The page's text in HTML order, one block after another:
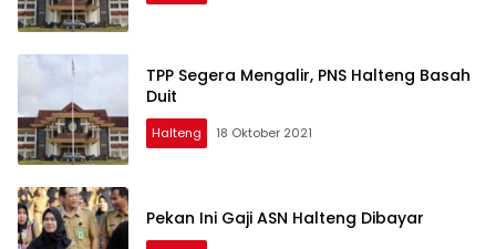
TPP Segera Mengalir, PNS Halteng Basah
Duit
Halteng 18 Oktober 2021
Pekan Ini Gaji ASN Halteng Dibayar